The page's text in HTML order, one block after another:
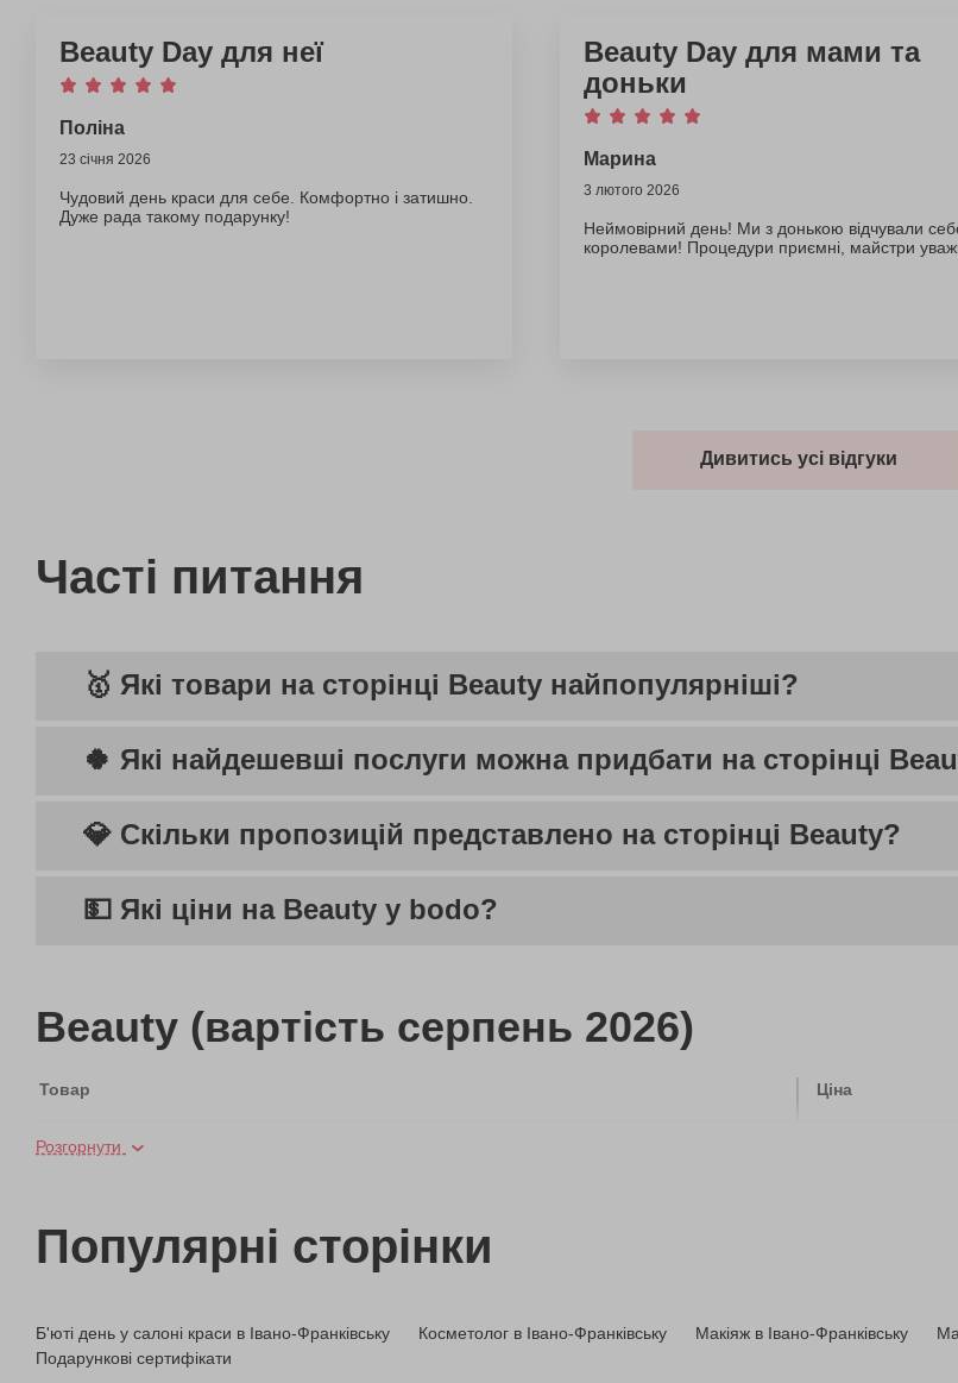
Beauty Day для неї
Поліна
23 січня 2026
Чудовий день краси для себе. Комфортно і затишно.
Дуже рада такому подарунку!
Beauty Day для мами та
доньки
Марина
3 лютого 2026
Неймовірний день! Ми з донькою відчували
королевами! Процедури приємні, майстри
Дивитись усі відгуки
Часті питання
🥇 Які товари на сторінці Beauty найпопулярніші?
🍀 Які найдешевші послуги можна придбати на сторінці
💎 Скільки пропозицій представлено на сторінці Beauty?
💵 Які ціни на Beauty у bodo?
Beauty (вартість серпень 2026)
Товар Ціна
Масаж обличчя
Beauty Day для мами та доньки
Beauty Day для неї 3000 грн
Розгорнути
Популярні сторінки
Б'юті день у салоні краси в Івано-Франківську Косметолог в Івано-Франківську Макіяж в Івано-Франківську
Подарункові сертифікати